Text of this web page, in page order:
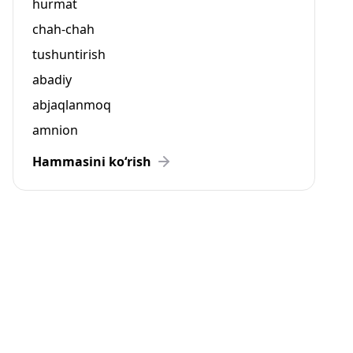
hurmat
chah-chah
tushuntirish
abadiy
abjaqlanmoq
amnion
Hammasini ko‘rish